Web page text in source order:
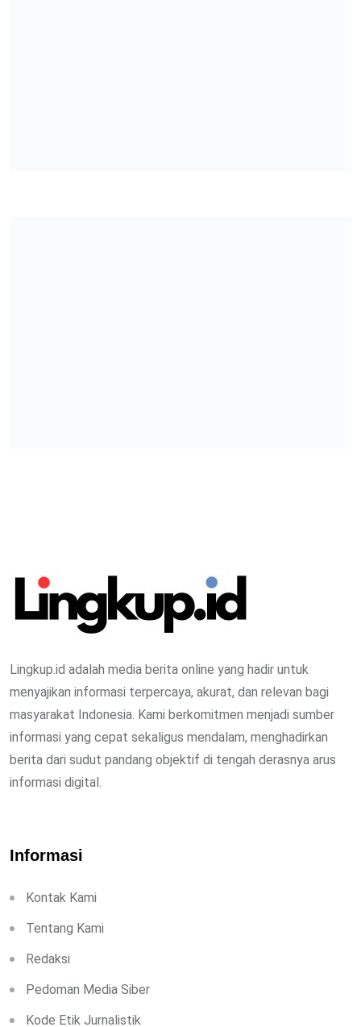
Lingkup.id adalah media berita online yang hadir untuk
menyajikan informasi terpercaya, akurat, dan relevan bagi
masyarakat Indonesia. Kami berkomitmen menjadi sumber
informasi yang cepat sekaligus mendalam, menghadirkan
berita dari sudut pandang objektif di tengah derasnya arus
informasi digital.
Informasi
Kontak Kami
Tentang Kami
Redaksi
Pedoman Media Siber
Kode Etik Jurnalistik